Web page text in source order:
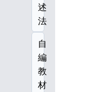
述
法
自
編
教
材